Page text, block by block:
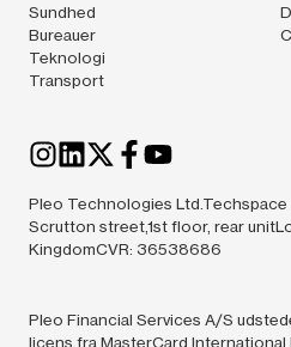
Sundhed
Bureauer
Teknologi
Transport
Pleo Technologies
Scrutton street,1st floor, rear
KingdomCVR: 36538686
Pleo Financial Services A/S
licens fra MasterCard